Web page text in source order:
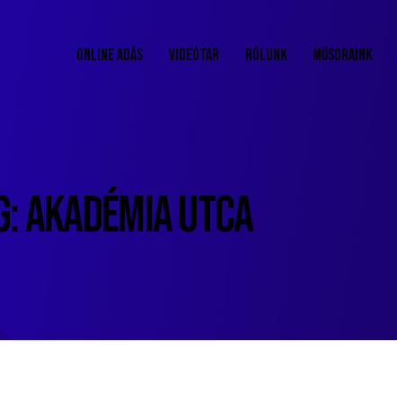
ONLINE ADÁS VIDEÓTÁR RÓLUNK MŰSORAINK
AKADÉMIA UTCA